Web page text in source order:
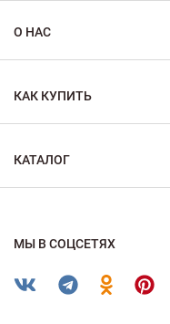
О НАС
КАК КУПИТЬ
КАТАЛОГ
МЫ В СОЦСЕТЯХ